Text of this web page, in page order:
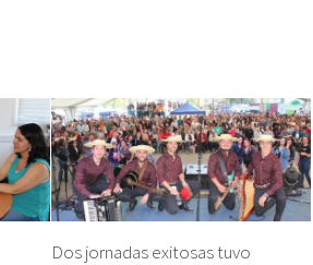
Dos jornadas exitosas tuvo